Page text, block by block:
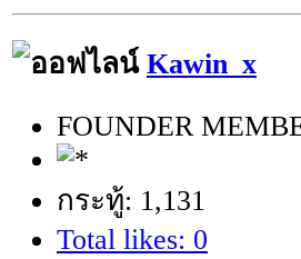
Kawin_x
FOUNDER
กระทู้: 1,131
Total likes: 0